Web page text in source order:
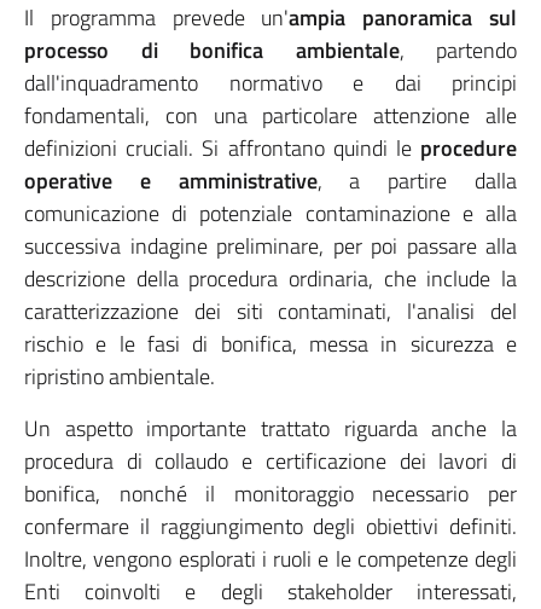
Il programma prevede un'ampia panoramica sul
processo di bonifica ambientale, partendo
dall'inquadramento normativo e dai principi
fondamentali, con una particolare attenzione alle
definizioni cruciali. Si affrontano quindi le procedure
operative e amministrative, a partire dalla
comunicazione di potenziale contaminazione e alla
successiva indagine preliminare, per poi passare alla
descrizione della procedura ordinaria, che include la
caratterizzazione dei siti contaminati, l'analisi del
rischio e le fasi di bonifica, messa in sicurezza e
ripristino ambientale.
Un aspetto importante trattato riguarda anche la
procedura di collaudo e certificazione dei lavori di
bonifica, nonché il monitoraggio necessario per
confermare il raggiungimento degli obiettivi definiti.
Inoltre, vengono esplorati i ruoli e le competenze degli
Enti coinvolti e degli stakeholder interessati,